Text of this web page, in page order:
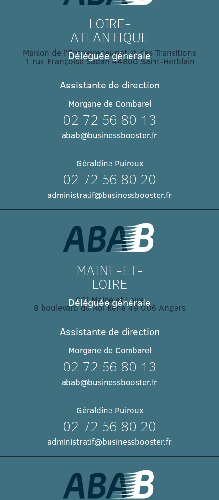
LOIRE-
ATLANTIQUE
Maison de l’Entrepreneuriat et des Transitions
1 rue Françoise Sagan 44800 Saint-Herblain
Déléguée générale
Assistante de direction
Morgane de Combarel
02 72 56 80 13
abab@businessbooster.fr
Géraldine Puiroux
02 72 56 80 20
administratif@businessbooster.fr
MAINE-ET-
LOIRE
CCI Maine et Loire
8 boulevard du Roi René 49 006 Angers​
Déléguée générale
Assistante de direction
Morgane de Combarel
02 72 56 80 13
abab@businessbooster.fr
Géraldine Puiroux
02 72 56 80 20
administratif@businessbooster.fr